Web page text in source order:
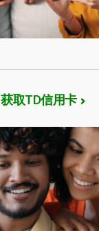
获取TD信用卡